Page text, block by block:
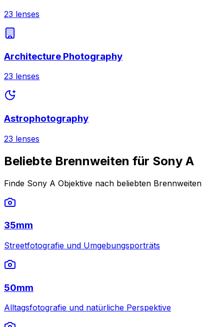
23 lenses
Architecture Photography
23 lenses
Astrophotography
23 lenses
Beliebte Brennweiten für Sony A
Finde Sony A Objektive nach beliebten Brennweiten
35mm
Streetfotografie und Umgebungsporträts
50mm
Alltagsfotografie und natürliche Perspektive